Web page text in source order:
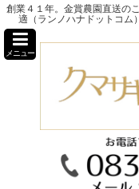
創業４１年。金賞農園直送の
適（ランノハナドットコム
メニュー